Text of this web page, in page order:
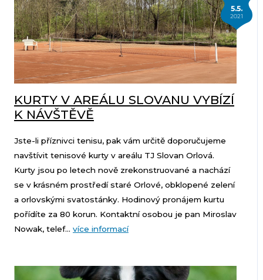
5.5.
2021
KURTY V AREÁLU SLOVANU VYBÍZÍ
K NÁVŠTĚVĚ
Jste-li příznivci tenisu, pak vám určitě doporučujeme
navštívit tenisové kurty v areálu TJ Slovan Orlová.
Kurty jsou po letech nově zrekonstruované a nachází
se v krásném prostředí staré Orlové, obklopené zelení
a orlovskými svatostánky. Hodinový pronájem kurtu
pořídíte za 80 korun. Kontaktní osobou je pan Miroslav
Nowak, telef... více informací